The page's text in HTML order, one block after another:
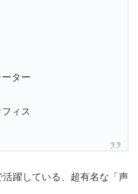
ター
ィス
躍している、超有名な「声